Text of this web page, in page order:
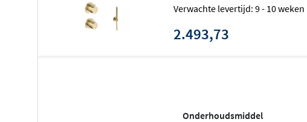
Verwachte levertijd: 9 - 10 weken
2.493,73
Onderhoudsmiddel